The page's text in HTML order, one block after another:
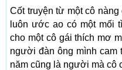
Cốt truyện từ một cô
luôn ước ao có một mối
cho một cô gái thích mơ
người đàn ông mình cam
năm cũng là người mà cô